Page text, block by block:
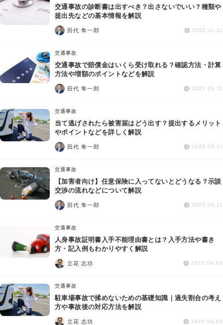
交通事故の診断書は出すべき？出さないでいい？種類や
提出先などの基本情報を解説
田代 隼一郎 2025.11.11
交通事故
交通事故で賠償金はいくら受け取れる？確認方法・計算
方法や増額のポイントなどを解説
田代 隼一郎 2025.09.11
交通事故
当て逃げされたら被害届はどう出す？提出するメリット
やポイントなどを詳しく解説
田代 隼一郎 2025.09.11
交通事故
【加害者向け】任意保険に入ってないとどうなる？示談
交渉の流れなどについて解説
田代 隼一郎 2025.09.11
交通事故
人身事故証明書入手不能理由書とは？入手方法や書き
方・記入例もわかりやすく解説
立花 志功 2025.09.08
交通事故
駐車場事故で揉めないための基礎知識｜過失割合の考え
方や事故後の対応方法を解説
立花 志功 2025.09.08